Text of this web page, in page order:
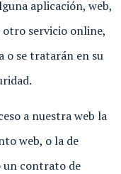
aplicación, web,
servicio online,
o se tratarán en su
a nuestra web la
web, o la de
un contrato de